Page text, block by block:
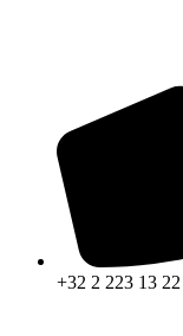
+32 2 223 13 22